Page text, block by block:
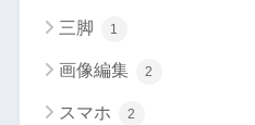
三脚 1
画像編集 2
スマホ 2